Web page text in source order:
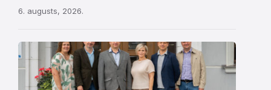
6. augusts, 2026.